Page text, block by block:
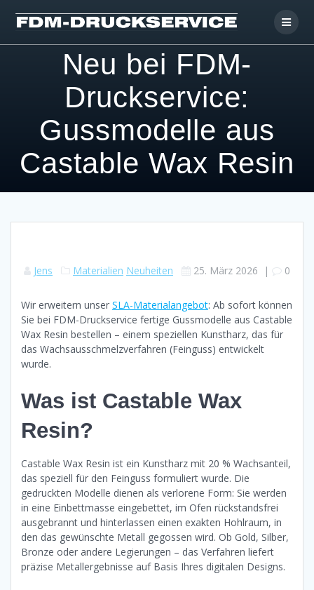
to
Neu bei FDM-
Druckservice:
Gussmodelle aus
Castable Wax Resin
Jens Materialien Neuheiten 25. März 2026 | 0
Wir erweitern unser SLA-Materialangebot: Ab sofort können
Sie bei FDM-Druckservice fertige Gussmodelle aus Castable
Wax Resin bestellen – einem speziellen Kunstharz, das für
das Wachsausschmelzverfahren (Feinguss) entwickelt
wurde.
Was ist Castable Wax
Resin?
Castable Wax Resin ist ein Kunstharz mit 20 % Wachsanteil,
das speziell für den Feinguss formuliert wurde. Die
gedruckten Modelle dienen als verlorene Form: Sie werden
in eine Einbettmasse eingebettet, im Ofen rückstandsfrei
ausgebrannt und hinterlassen einen exakten Hohlraum, in
den das gewünschte Metall gegossen wird. Ob Gold, Silber,
Bronze oder andere Legierungen – das Verfahren liefert
präzise Metallergebnisse auf Basis Ihres digitalen Designs.